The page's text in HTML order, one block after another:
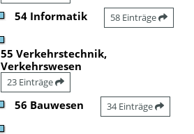
54 Informatik 58 Einträge
55 Verkehrstechnik,
Verkehrswesen
23 Einträge
56 Bauwesen 34 Einträge